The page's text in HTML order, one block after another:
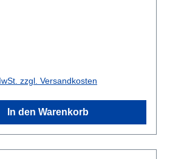
zzgl. Versandkosten
In den Warenkorb